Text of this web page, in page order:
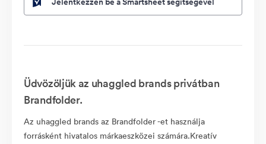
Üdvözöljük az uhaggled brands privátban
Brandfolder.
Az uhaggled brands az Brandfolder -et használja
forrásként hivatalos márkaeszközei számára.Kreatív